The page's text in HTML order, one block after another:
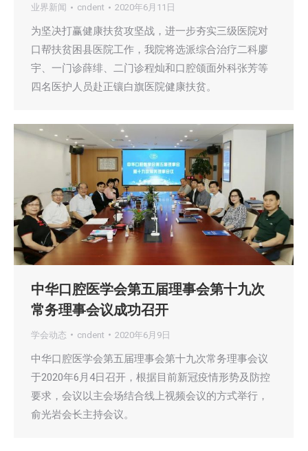
业界新闻 cndent 2020年6月11日
为坚决打赢健康扶贫攻坚战，进一步夯实三级医院对
口帮扶贫困县医院工作，我院将选派综合治疗二科廖
宇、一门诊薛绯、二门诊程灿和口腔颌面外科张芳等
四名医护人员赴正镶白旗医院健康扶贫。
中华口腔医学会第五届理事会第十九次
常务理事会议成功召开
学会动态 cndent 2020年6月9日
中华口腔医学会第五届理事会第十九次常务理事会议
于2020年6月4日召开，根据目前新冠疫情形势及防控
要求，会议以主会场结合线上视频会议的方式举行，
俞光岩会长主持会议。